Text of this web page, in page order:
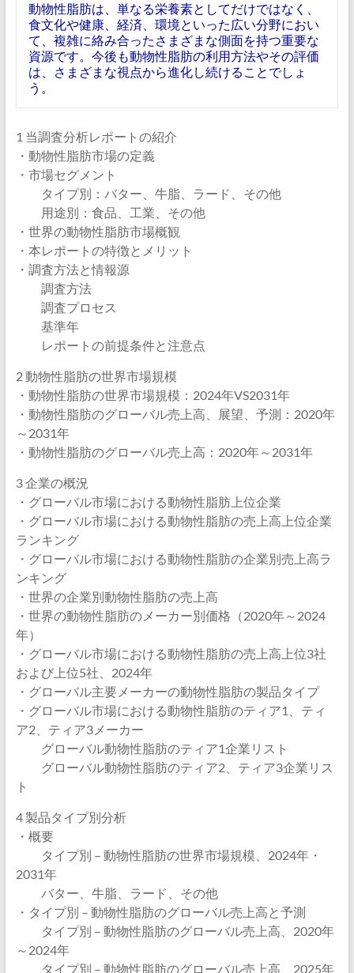
動物性脂肪は、単なる栄養素としてだけではなく、
食文化や健康、経済、環境といった広い分野におい
て、複雑に絡み合ったさまざまな側面を持つ重要な
資源です。今後も動物性脂肪の利用方法やその評価
は、さまざまな視点から進化し続けることでしょ
う。
1 当調査分析レポートの紹介
・動物性脂肪市場の定義
・市場セグメント
タイプ別：バター、牛脂、ラード、その他
用途別：食品、工業、その他
・世界の動物性脂肪市場概観
・本レポートの特徴とメリット
・調査方法と情報源
調査方法
調査プロセス
基準年
レポートの前提条件と注意点
2 動物性脂肪の世界市場規模
・動物性脂肪の世界市場規模：2024年VS2031年
・動物性脂肪のグローバル売上高、展望、予測：2020年
～2031年
・動物性脂肪のグローバル売上高：2020年～2031年
3 企業の概況
・グローバル市場における動物性脂肪上位企業
・グローバル市場における動物性脂肪の売上高上位企業
ランキング
・グローバル市場における動物性脂肪の企業別売上高ラ
ンキング
・世界の企業別動物性脂肪の売上高
・世界の動物性脂肪のメーカー別価格（2020年～2024
年）
・グローバル市場における動物性脂肪の売上高上位3社
および上位5社、2024年
・グローバル主要メーカーの動物性脂肪の製品タイプ
・グローバル市場における動物性脂肪のティア1、ティ
ア2、ティア3メーカー
グローバル動物性脂肪のティア1企業リスト
グローバル動物性脂肪のティア2、ティア3企業リス
ト
4 製品タイプ別分析
・概要
タイプ別 – 動物性脂肪の世界市場規模、2024年・
2031年
バター、牛脂、ラード、その他
・タイプ別 – 動物性脂肪のグローバル売上高と予測
タイプ別 – 動物性脂肪のグローバル売上高、2020年
～2024年
タイプ別 – 動物性脂肪のグローバル売上高、2025年